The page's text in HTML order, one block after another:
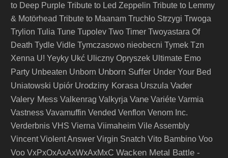
to Deep Purple Tribute to Led Zeppelin Tribute to Lemmy
& Motörhead Tribute to Maanam Truchło Strzygi Trwoga
Trylion Tulia Tune Tupolev Two Timer Twoyastara Of
Death Tydle Vidle Tymczasowo nieobecni Tymek Tzn
Xenna U! Yeyky Ukć Uliczny Opryszek Ultimate Emo
Party Unbeaten Unborn Unborn Suffer Under Your Bed
Uniatowski Upiór Urodziny Korasa Urszula Vader
Valery Mess Valkenrag Valkyrja Vane Variéte Varmia
Vastness Vavamuffin Vended Venflon Venom Inc.
Verderbnis VHS Vierna Viimaheim Vile Assembly
Vincent Violent Answer Virgin Snatch Vito Bambino Voo
Voo VxPxOxAxAxWxAxMxC Wacken Metal Battle -